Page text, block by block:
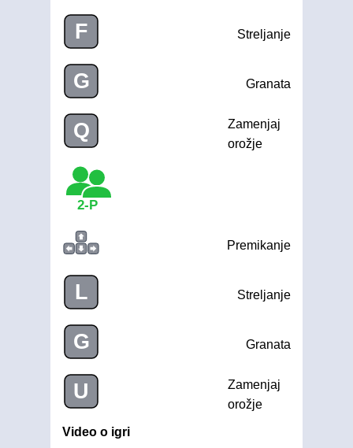
F Streljanje
G Granata
Q
Zamenjaj
orožje
2-P
Premikanje
L Streljanje
G Granata
U
Zamenjaj
orožje
Video o igri